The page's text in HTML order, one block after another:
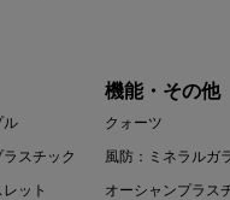
スチック
ット
機能・その他
クォーツ
風防：ミネラルガ
オーシャンプラス